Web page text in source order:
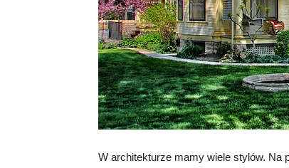
W architekturze mamy wiele stylów. Na